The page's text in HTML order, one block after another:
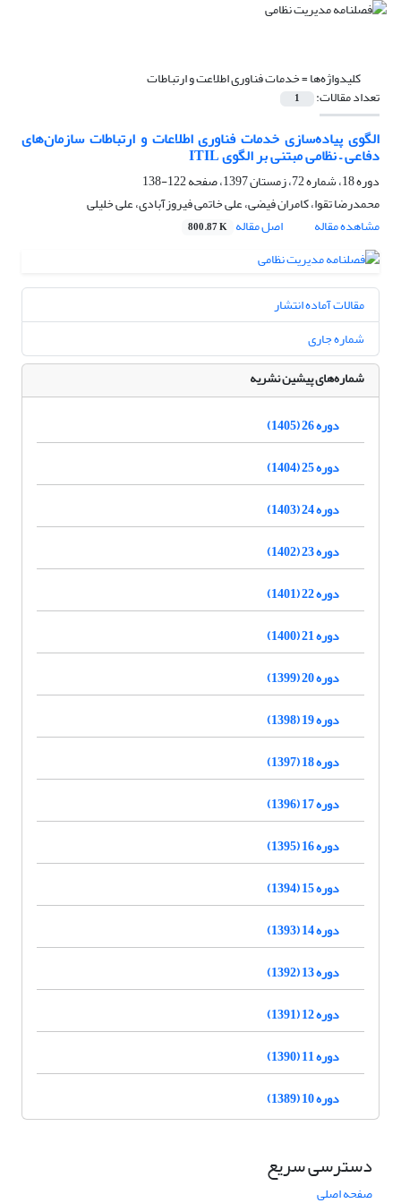
کلیدواژه‌ها =خدمات فناوری اطلاعت و ارتباطات
تعداد مقالات: 1
الگوی پیاده‌سازی خدمات فناوری اطلاعات و ارتباطات سازمان‌های
دفاعی – نظامی مبتنی بر الگوی ITIL
دوره 18، شماره 72، زمستان 1397، صفحه
122-138
محمدرضا تقوا، کامران فیضی، علی خاتمی فیروزآبادی، علی خلیلی
مشاهده مقاله
اصل مقاله 800.87 K
مقالات آماده انتشار
شماره جاری
شماره‌های پیشین نشریه
دوره 26 (1405)
دوره 25 (1404)
دوره 24 (1403)
دوره 23 (1402)
دوره 22 (1401)
دوره 21 (1400)
دوره 20 (1399)
دوره 19 (1398)
دوره 18 (1397)
دوره 17 (1396)
دوره 16 (1395)
دوره 15 (1394)
دوره 14 (1393)
دوره 13 (1392)
دوره 12 (1391)
دوره 11 (1390)
دوره 10 (1389)
دسترسی سریع
صفحه اصلی